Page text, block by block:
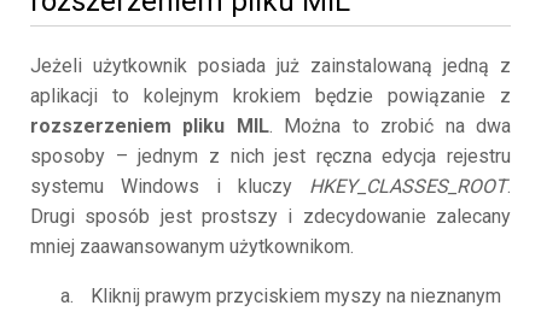
Jeżeli użytkownik posiada już zainstalowaną jedną z
aplikacji to kolejnym krokiem będzie powiązanie z
rozszerzeniem pliku MIL. Można to zrobić na dwa
sposoby – jednym z nich jest ręczna edycja rejestru
systemu Windows i kluczy HKEY_CLASSES_ROOT.
Drugi sposób jest prostszy i zdecydowanie zalecany
mniej zaawansowanym użytkownikom.
Kliknij prawym przyciskiem myszy na nieznanym